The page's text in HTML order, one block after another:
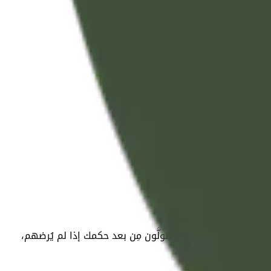
فيها حكم الله، ثم يتولَّون مِن بعد حكمك إذا لم يُرضهم،